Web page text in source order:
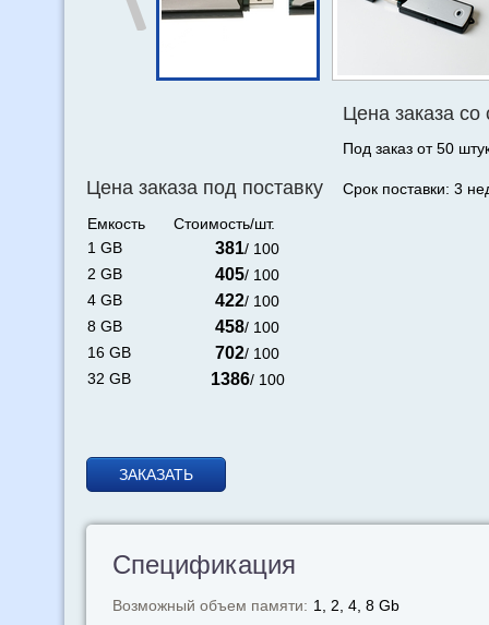
Цена заказа под поставку
Емкость
Стоимость/шт.
1 GB
381/ 100
2 GB
405/ 100
4 GB
422/ 100
8 GB
458/ 100
16 GB
702/ 100
32 GB
1386/ 100
Цена заказа со
Под заказ от 50
Срок поставки: 3
ЗАКАЗАТЬ
Спецификация
Возможный объем памяти: 1, 2, 4, 8 Gb